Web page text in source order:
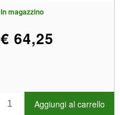
In magazzino
€ 64,25
Aggiungi al carrello